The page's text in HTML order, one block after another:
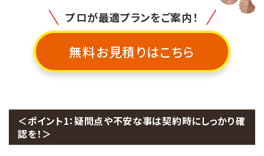
プロが最適プランをご案内！
無料お見積りはこちら
＜ポイント1：疑問点や不安な事は契約時にしっかり確
認を！＞